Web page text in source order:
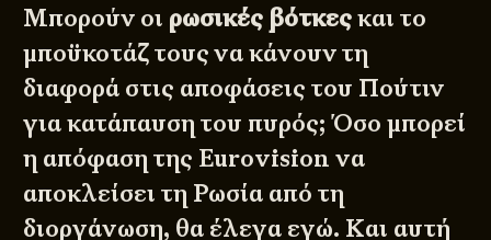
Μπορούν οι ρωσικές βότκεςκαι το
μποϋκοτάζ τους να κάνουν τη
διαφορά στις αποφάσεις του Πούτιν
για κατάπαυση του πυρός; Όσο μπορεί
η απόφαση της Eurovision να
αποκλείσει τη Ρωσία από τη
διοργάνωση, θα έλεγα εγώ. Και αυτή